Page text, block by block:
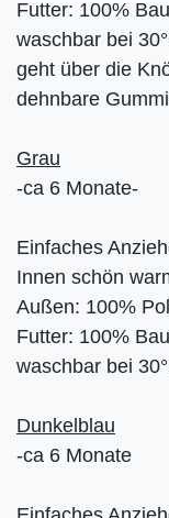
Futter: 100%
waschbar bei
geht über die
dehnbare
Grau
-ca 6 Monate-
Einfaches
Innen schön
Außen: 100%
Futter: 100%
waschbar bei
Dunkelblau
-ca 6 Monate